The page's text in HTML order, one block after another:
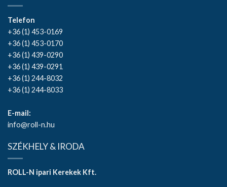
Telefon
+36 (1) 453-0169
+36 (1) 453-0170
+36 (1) 439-0290
+36 (1) 439-0291
+36 (1) 244-8032
+36 (1) 244-8033
E-mail:
info@roll-n.hu
SZÉKHELY & IRODA
ROLL-N ipari Kerekek Kft.